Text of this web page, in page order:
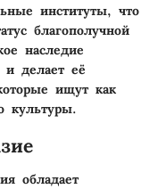
институты, что
благополучной
наследие
и делает её
ищут как
культуры.
обладает